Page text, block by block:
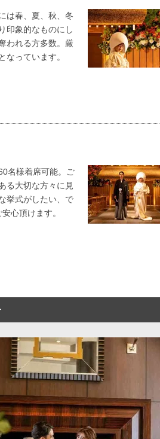
は春、夏、秋、冬
印象的なものにし
われる方多数。厳
なっています。
名様着席可能。ご
る大切な方々に見
挙式がしたい、で
心頂けます。